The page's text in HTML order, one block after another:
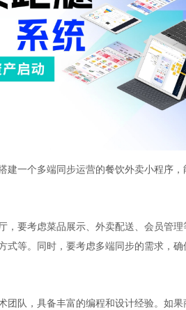
一个多端同步运营的餐饮外卖小程序
要考虑菜品展示、外卖配送、会员管
等。同时，要考虑多端同步的需求，确
队，具备丰富的编程和设计经验。如